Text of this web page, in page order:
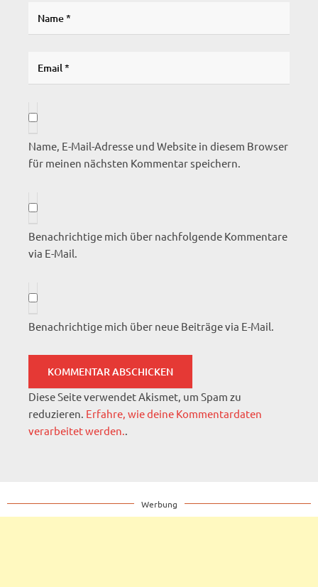
Name, E-Mail-Adresse und Website in diesem Browser
für meinen nächsten Kommentar speichern.
Benachrichtige mich über nachfolgende Kommentare
via E-Mail.
Benachrichtige mich über neue Beiträge via E-Mail.
Diese Seite verwendet Akismet, um Spam zu
reduzieren. Erfahre, wie deine Kommentardaten
verarbeitet werden..
Werbung